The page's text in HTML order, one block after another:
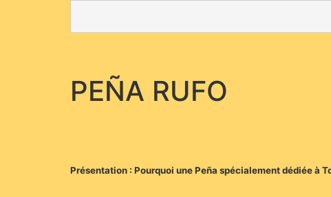
PEÑA RUFO
Présentation : Pourquoi une Peña spécialement dédiée à